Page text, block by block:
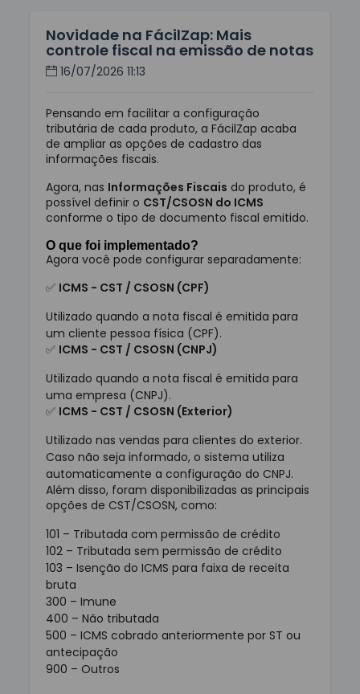
Novidade na FácilZap: Mais
controle fiscal na emissão de notas
16/07/2026 11:13
Pensando em facilitar a configuração
tributária de cada produto, a FácilZap acaba
de ampliar as opções de cadastro das
informações fiscais.
Agora, nas Informações Fiscais do produto, é
possível definir o CST/CSOSN do ICMS
conforme o tipo de documento fiscal emitido.
O que foi implementado?
Agora você pode configurar separadamente:
✅ ICMS - CST / CSOSN (CPF)
Utilizado quando a nota fiscal é emitida para
um cliente pessoa física (CPF).
✅ ICMS - CST / CSOSN (CNPJ)
Utilizado quando a nota fiscal é emitida para
uma empresa (CNPJ).
✅ ICMS - CST / CSOSN (Exterior)
Utilizado nas vendas para clientes do exterior.
Caso não seja informado, o sistema utiliza
automaticamente a configuração do CNPJ.
Além disso, foram disponibilizadas as principais
opções de CST/CSOSN, como:
101 – Tributada com permissão de crédito
102 – Tributada sem permissão de crédito
103 – Isenção do ICMS para faixa de receita
bruta
300 – Imune
400 – Não tributada
500 – ICMS cobrado anteriormente por ST ou
antecipação
900 – Outros